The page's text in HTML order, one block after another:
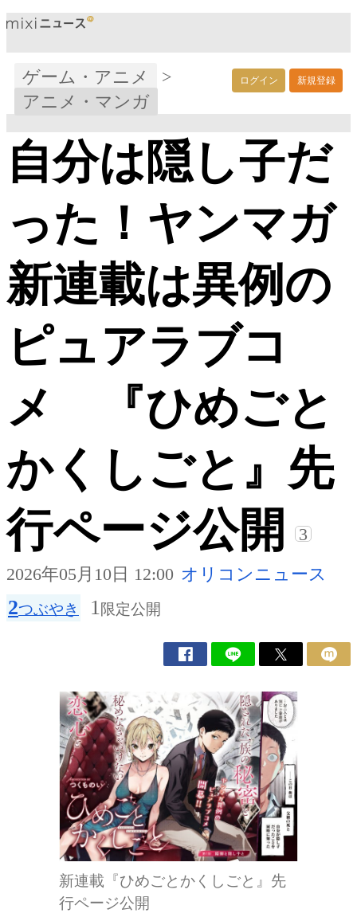
ログイン 新規登録
ゲーム・アニメ
>
アニメ・マンガ
自分は隠し子だ
った！ヤンマガ
新連載は異例の
ピュアラブコ
メ 『ひめごと
かくしごと』先
行ページ公開
3
2026年05月10日 12:00 オリコンニュース
2つぶやき 1 限定公開
新連載『ひめごとかくしごと』先
行ページ公開